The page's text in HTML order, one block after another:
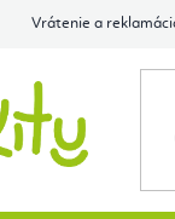
Vrátenie a